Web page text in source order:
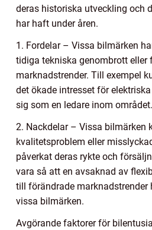
deras historiska utveckling och
har haft under åren.
1. Fordelar – Vissa bilmärken
tidiga tekniska genombrott eller
marknadstrender. Till exempel
det ökade intresset för
sig som en ledare inom området.
2. Nackdelar – Vissa bilmärken
kvalitetsproblem eller
påverkat deras rykte och
vara så att en avsaknad av
till förändrade
vissa bilmärken.
Avgörande faktorer för